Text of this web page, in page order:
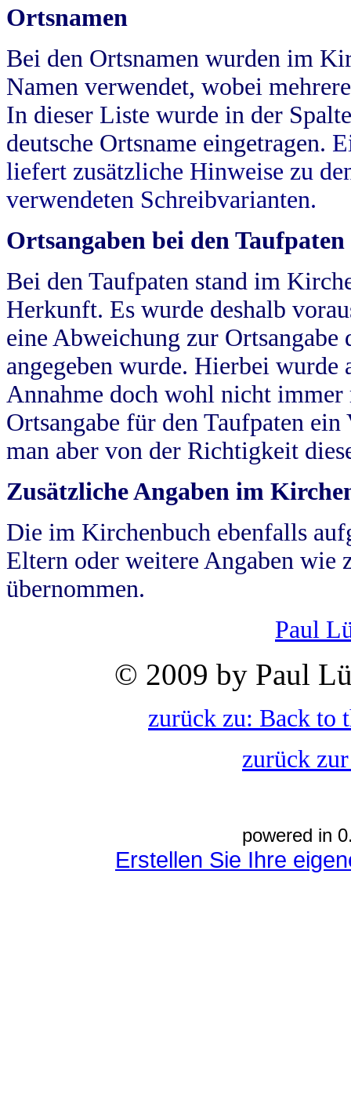
Ortsnamen
Bei den Ortsnamen wurden im
Namen verwendet, wobei
In dieser Liste wurde in der
deutsche Ortsname eingetragen.
liefert zusätzliche Hinweise zu
verwendeten Schreibvarianten.
Ortsangaben bei den Taufpaten
Bei den Taufpaten stand im
Herkunft. Es wurde deshalb
eine Abweichung zur
angegeben wurde. Hierbei wurde
Annahme doch wohl nicht
Ortsangabe für den Taufpaten
man aber von der Richtigkeit
Zusätzliche Angaben im
Die im Kirchenbuch ebenfalls
Eltern oder weitere Angaben wie
übernommen.
Paul
© 2009 by Paul
zurück zu: Back to
zurück
powered in
Erstellen Sie Ihre